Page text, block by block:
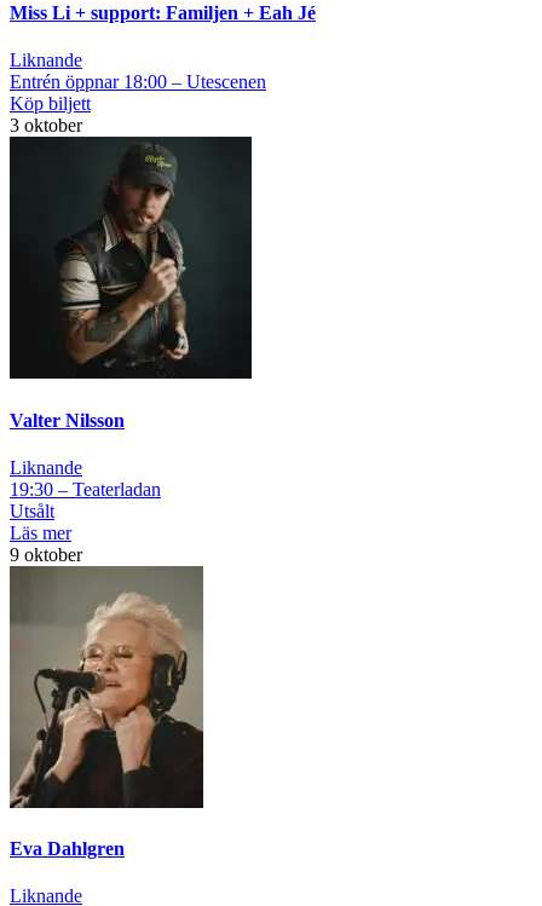
Miss Li + support: Familjen + Eah Jé
Liknande
Entrén öppnar 18:00 – Utescenen
Köp biljett
3 oktober
Valter Nilsson
Liknande
19:30 – Teaterladan
Utsålt
Läs mer
9 oktober
Eva Dahlgren
Liknande